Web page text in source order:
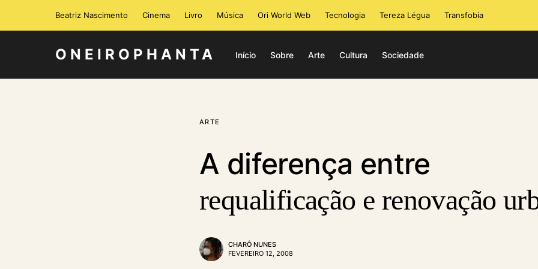
Beatriz Nascimento Cinema Livro Música Ori World Web Tecnologia Tereza Légua Transfobia
ONEIROPHANTA Início Sobre Arte Cultura Sociedade
ARTE
A diferença entre
requalificação e renovação
CHARÔ NUNES
FEVEREIRO 12, 2008